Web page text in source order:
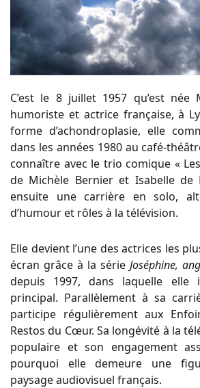
C’est le 8 juillet 1957 qu’est née
humoriste et actrice française, à
forme d’achondroplasie, elle
dans les années 1980 au café-
connaître avec le trio comique «
de Michèle Bernier et Isabelle de
ensuite une carrière en solo,
d’humour et rôles à la télévision.
Elle devient l’une des actrices les
écran grâce à la série Joséphine,
depuis 1997, dans laquelle elle
principal. Parallèlement à sa
participe régulièrement aux
Restos du Cœur. Sa longévité à la
populaire et son engagement
pourquoi elle demeure une
paysage audiovisuel français.